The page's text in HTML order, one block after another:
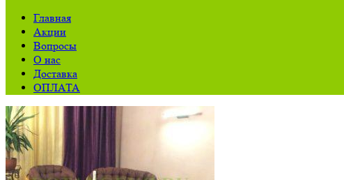
Главная
Акции
Вопросы
О нас
Доставка
ОПЛАТА